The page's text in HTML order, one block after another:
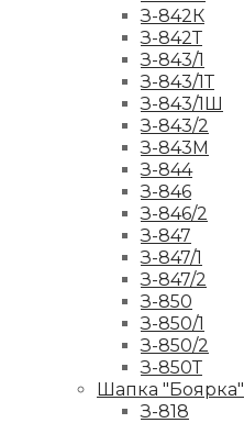
З-842К
З-842Т
З-843/1
З-843/1Т
З-843/1Ш
З-843/2
З-843М
З-844
З-846
З-846/2
З-847
З-847/1
З-847/2
З-850
З-850/1
З-850/2
З-850Т
Шапка "Боярка"
З-818